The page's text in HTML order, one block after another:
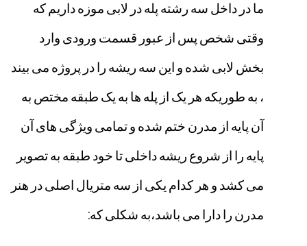
مادر داخلسهرشتهپلهدر لابیموزهداریمکه
وقتیشخصپساز عبور قسمتورودیوارد
بخش لابیشدهواینسهریشهرادر پروژهمیبیند
، بهطوریکههر یکاز پلههابهیکطبقهمختصبه
آنپایهاز مدرنختمشدهوتمامیویژگیهایآن
پایهرااز شروعریشهداخلیتاخودطبقهبهتصویر
میکشدوهر کدامیکیاز سهمتریالاصلیدر هنر
مدرنرادارامیباشد،بهشکلیکه: